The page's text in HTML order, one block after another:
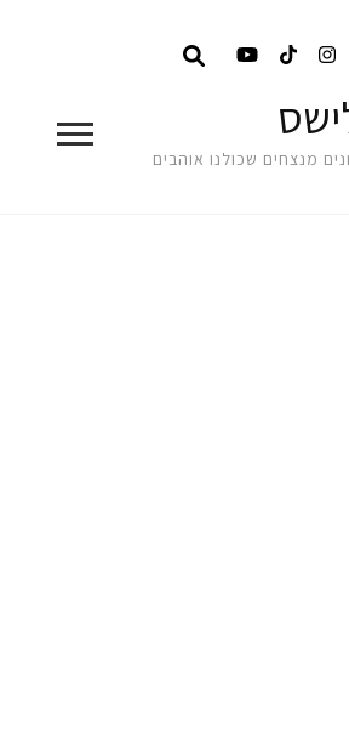
מנצחים שכולנו אוהבים